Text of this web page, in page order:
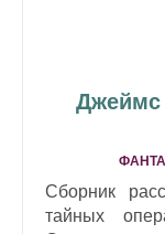
Джеймс
Сборник
тайных